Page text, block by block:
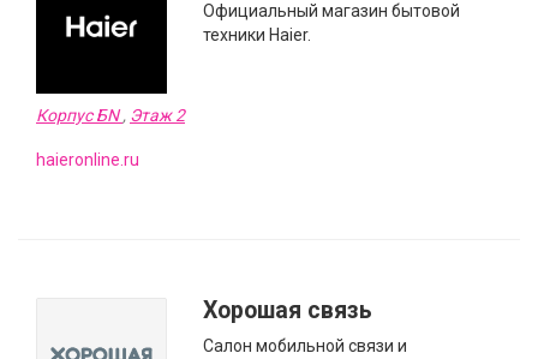
Официальный магазин бытовой
техники Haier.
Корпус БN, Этаж 2
haieronline.ru
Хорошая связь
Салон мобильной связи и